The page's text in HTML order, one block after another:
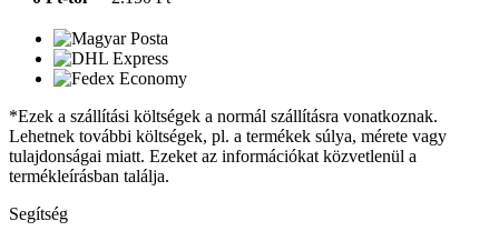
*Ezek a szállítási költségek a normál szállításra vonatkoznak.
Lehetnek további költségek, pl. a termékek súlya, mérete vagy
tulajdonságai miatt. Ezeket az információkat közvetlenül a
termékleírásban találja.
Segítség